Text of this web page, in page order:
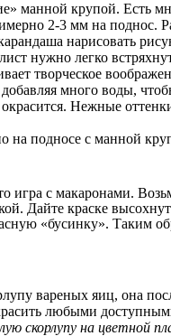
манной крупой. Есть
2-3 мм на поднос.
нарисовать
нужно легко
творческое
много воды,
окрасится. Нежные
подносе с манной
с макаронами.
Дайте краске
«бусинку». Таким
вареных яиц, она
любыми
скорлупу на цветной